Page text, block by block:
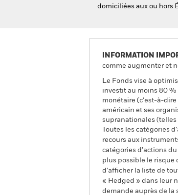
domiciliées aux ou hors
INFORMATION
comme augmenter et
Le Fonds vise à
investit au moins 80
monétaire (c'est-à-dire
américain et ses
supranationales
Toutes les catégories
recours aux
catégories d’actions
plus possible le risque
d’afficher la liste de
« Hedged » dans leur
demande auprès de la